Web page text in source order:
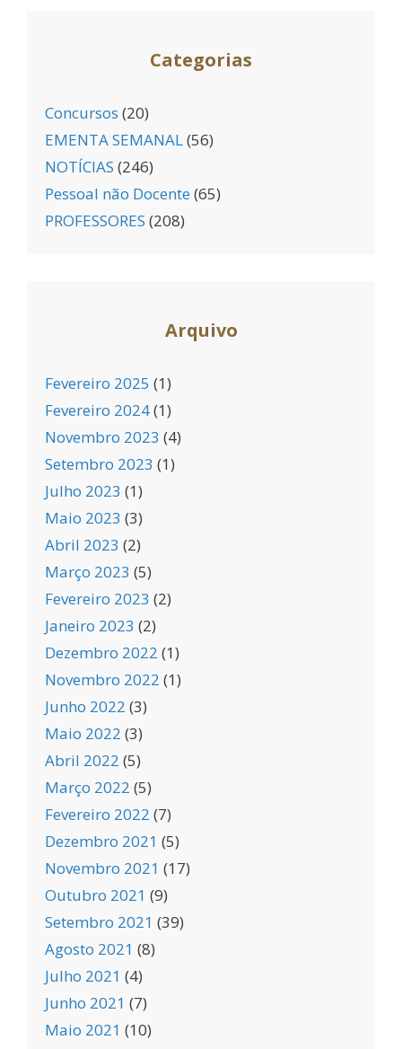
Categorias
Concursos (20)
EMENTA SEMANAL(56)
NOTÍCIAS (246)
Pessoal não Docente (65)
PROFESSORES (208)
Arquivo
Fevereiro 2025 (1)
Fevereiro 2024(1)
Novembro 2023 (4)
Setembro 2023 (1)
Julho 2023 (1)
Maio 2023 (3)
Abril 2023 (2)
Março 2023 (5)
Fevereiro 2023 (2)
Janeiro 2023 (2)
Dezembro 2022 (1)
Novembro 2022 (1)
Junho 2022 (3)
Maio 2022 (3)
Abril 2022 (5)
Março 2022 (5)
Fevereiro 2022 (7)
Dezembro 2021 (5)
Novembro 2021 (17)
Outubro 2021 (9)
Setembro 2021 (39)
Agosto 2021 (8)
Julho 2021 (4)
Junho 2021 (7)
Maio 2021 (10)